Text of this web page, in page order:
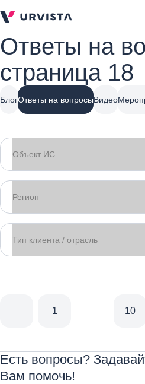
Ответы на
страница 18
БлогОтветы на вопросыВидео
1 10
Есть вопросы?
Вам помочь!